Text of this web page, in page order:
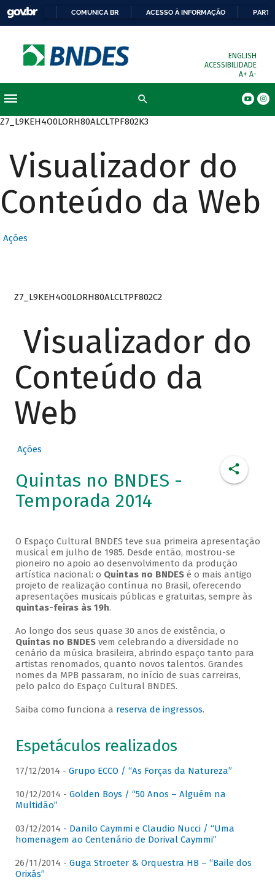
COMUNICA BR ACESSO À INFORMAÇÃO
ENGLISH
ACESSIBILIDADE
A+ A-
Z7_L9KEH4O0LORH80ALCLTPF802K3
Visualizador do
Conteúdo da Web
Ações
Z7_L9KEH4O0LORH80ALCLTPF802C2
Visualizador do
Conteúdo da
Web
Ações
Quintas no BNDES -
Temporada 2014
O Espaço Cultural BNDES teve sua primeira apresentação
musical em julho de 1985. Desde então, mostrou-se
pioneiro no apoio ao desenvolvimento da produção
artística nacional: o Quintas no BNDESé o mais antigo
projeto de realização contínua no Brasil, oferecendo
apresentações musicais públicas e gratuitas, sempre às
quintas-feiras às 19h.
Ao longo dos seus quase 30 anos de existência, o
Quintas no BNDESvem celebrando a diversidade no
cenário da música brasileira, abrindo espaço tanto para
artistas renomados, quanto novos talentos. Grandes
nomes da MPB passaram, no início de suas carreiras,
pelo palco do Espaço Cultural BNDES.
Saiba como funciona a reserva de ingressos.
Espetáculos realizados
17/12/2014 - Grupo ECCO / “As Forças da Natureza”
10/12/2014 - Golden Boys / “50 Anos – Alguém na
Multidão”
03/12/2014 - Danilo Caymmi e Claudio Nucci / “Uma
homenagem ao Centenário de Dorival Caymmi”
26/11/2014 - Guga Stroeter & Orquestra HB – “Baile dos
Orixás”